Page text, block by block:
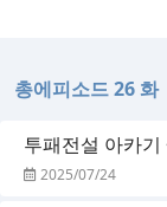
총에피소드 26 화
투패전설 아카
2025/07/24